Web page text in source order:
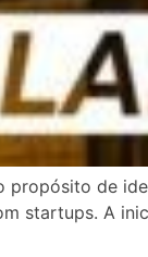
propósito de
startups. A